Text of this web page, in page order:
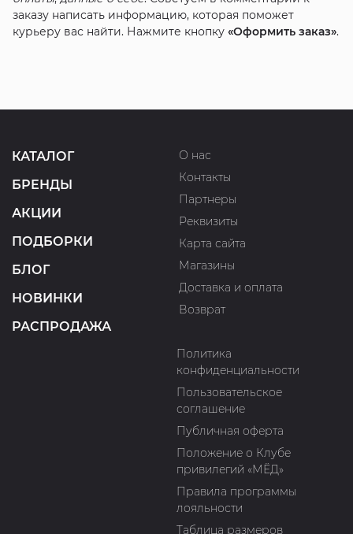
заказу написать информацию, которая поможет
курьеру вас найти. Нажмите кнопку «Оформить заказ».
КАТАЛОГ
БРЕНДЫ
АКЦИИ
ПОДБОРКИ
БЛОГ
НОВИНКИ
РАСПРОДАЖА
О нас
Контакты
Партнеры
Реквизиты
Карта сайта
Магазины
Доставка и оплата
Возврат
Политика
конфиденциальности
Пользовательское
соглашение
Публичная оферта
Положение о Клубе
привилегий «МЁД»
Правила программы
лояльности
Таблица размеров